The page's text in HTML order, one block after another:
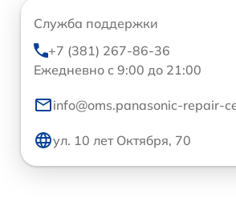
Служба поддержки
+7 (381) 267-86-36
Ежедневно с 9:00 до 21:00
info@oms.panasonic-repair-
ул. 10 лет Октября, 70